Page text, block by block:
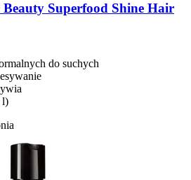
Superfood Shine Hair
do suchych
l)